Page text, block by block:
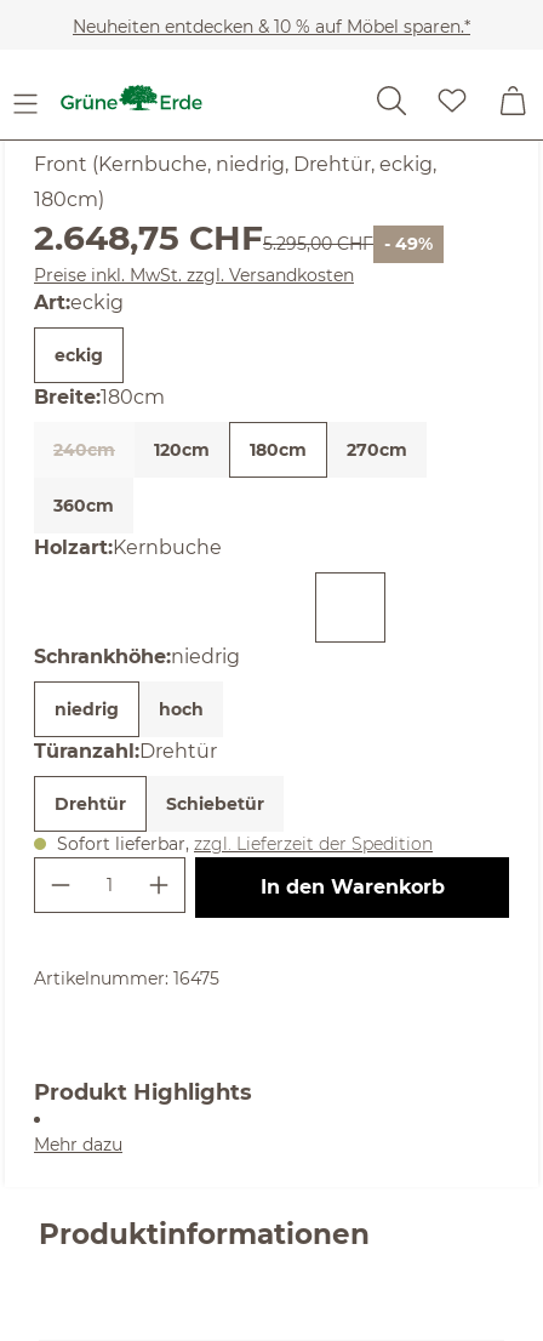
Zum Hauptinhalt springen
Neuheiten entdecken & 10 % auf Möbel sparen.*
Noch keine Bewertungen
Akumi
Front (Kernbuche, niedrig, Drehtür, eckig,
180cm)
Verkaufspreis:
2.648,75 CHFRegulärer Preis:
5.295,00 CHF - 49%
Preise inkl. MwSt. zzgl. Versandkosten
Artauswählen
:eckig
eckig
Breiteauswählen
:180cm
240cm 120cm 180cm 270cm
360cm
Holzartauswählen
:Kernbuche
Schrankhöheauswählen
:niedrig
niedrig hoch
Türanzahlauswählen
:Drehtür
Drehtür
Schiebetür
Sofort lieferbar, zzgl. Lieferzeit der Spedition
Produkt Anzahl: Gib den
In den Warenkorb
Artikelnummer: 16475
Produkt Highlights
Mehr dazu
Produktinformationen